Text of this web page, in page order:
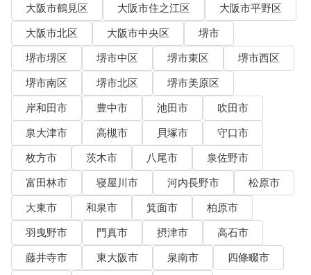
大阪市鶴見区
大阪市住之江区
大阪市平野区
大阪市北区
大阪市中央区
堺市
堺市堺区
堺市中区 堺市東区
堺市西区
堺市南区
堺市北区
堺市美原区
岸和田市
豊中市 池田市
吹田市
泉大津市
高槻市 貝塚市
守口市
枚方市
茨木市 八尾市
泉佐野市
富田林市
寝屋川市 河内長野市
松原市
大東市
和泉市 箕面市
柏原市
羽曳野市
門真市 摂津市
高石市
藤井寺市
東大阪市 泉南市
四條畷市